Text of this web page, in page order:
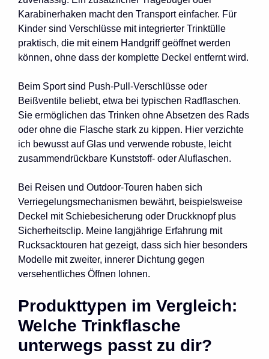
Karabinerhaken macht den Transport einfacher. Für
Kinder sind Verschlüsse mit integrierter Trinktülle
praktisch, die mit einem Handgriff geöffnet werden
können, ohne dass der komplette Deckel entfernt wird.
Beim Sport sind Push-Pull-Verschlüsse oder
Beißventile beliebt, etwa bei typischen Radflaschen.
Sie ermöglichen das Trinken ohne Absetzen des Rads
oder ohne die Flasche stark zu kippen. Hier verzichte
ich bewusst auf Glas und verwende robuste, leicht
zusammendrückbare Kunststoff- oder Aluflaschen.
Bei Reisen und Outdoor-Touren haben sich
Verriegelungsmechanismen bewährt, beispielsweise
Deckel mit Schiebesicherung oder Druckknopf plus
Sicherheitsclip. Meine langjährige Erfahrung mit
Rucksacktouren hat gezeigt, dass sich hier besonders
Modelle mit zweiter, innerer Dichtung gegen
versehentliches Öffnen lohnen.
Produkttypen im Vergleich:
Welche Trinkflasche
unterwegs passt zu dir?